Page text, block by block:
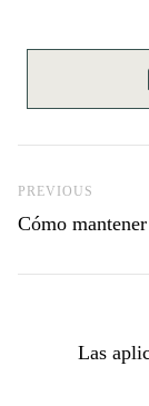
Previous Post
PREVIOUS
Cómo
Las